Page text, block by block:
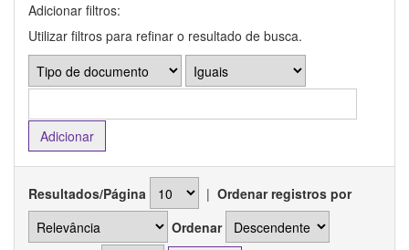
Adicionar filtros:
Utilizar filtros para refinar o resultado de busca.
Resultados/Página | Ordenar registros por
Ordenar